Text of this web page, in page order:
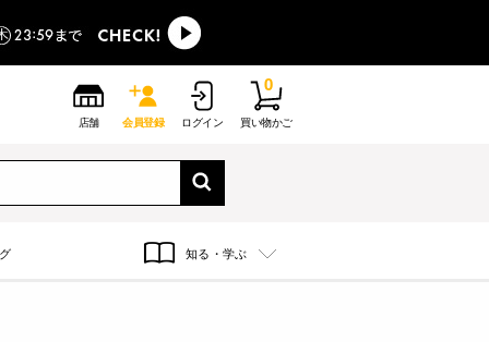
店舗 会員登録 ログイン 買い物かご
0
知る・学ぶ